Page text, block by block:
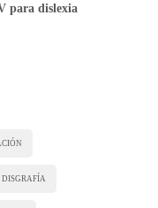
para dislexia
DISGRAFÍA